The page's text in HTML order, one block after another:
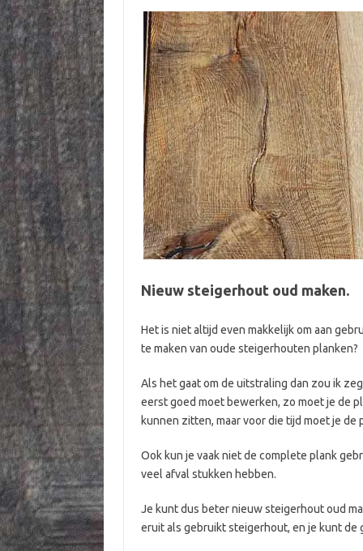
Nieuw steigerhout oud maken.
Het is niet altijd even makkelijk om aan
te maken van oude steigerhouten planken?
Als het gaat om de uitstraling dan zou ik
eerst goed moet bewerken, zo moet je de
kunnen zitten, maar voor die tijd moet je
Ook kun je vaak niet de complete plank
veel afval stukken hebben.
Je kunt dus beter nieuw steigerhout oud
eruit als gebruikt steigerhout, en je kunt de